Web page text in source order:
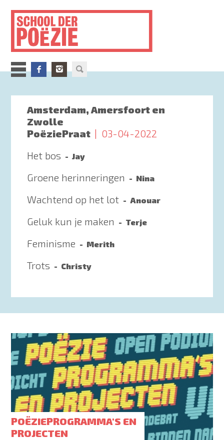
inhoud
gaan
Amsterdam, Amersfoort en
Zwolle
PoëziePraat
03-04-2022
Het bos
Jay
Groene herinneringen Nina
Wachtend op het lot Anouar
Geluk kun je maken Terje
Feminisme Merith
Trots Christy
POËZIEPROGRAMMA'S EN
PROJECTEN